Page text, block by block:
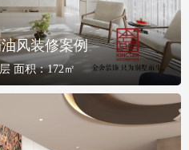
风装修案例
面积：172㎡